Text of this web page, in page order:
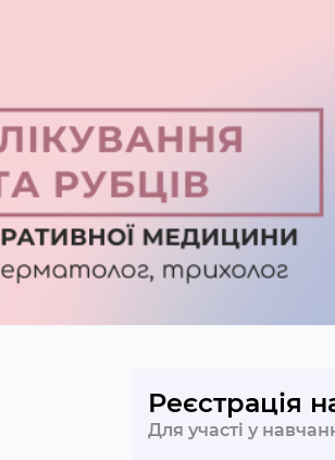
Реєстрація
Для участі у